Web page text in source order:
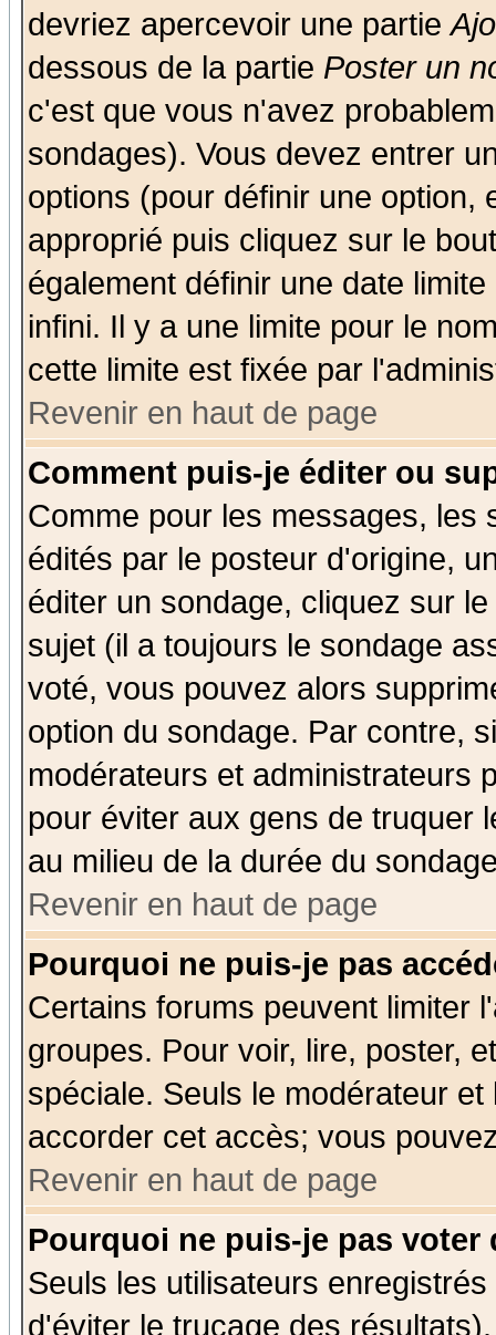
devriez apercevoir une partie
dessous de la partie Poster un
c'est que vous n'avez
sondages). Vous devez entrer
options (pour définir une option,
approprié puis cliquez sur le
également définir une date
infini. Il y a une limite pour le
cette limite est fixée par
Revenir en haut de page
Comment puis-je éditer ou
Comme pour les messages, les
édités par le posteur d'origine,
éditer un sondage, cliquez sur
sujet (il a toujours le sondage
voté, vous pouvez alors
option du sondage. Par contre,
modérateurs et administrateurs
pour éviter aux gens de truquer
au milieu de la durée du
Revenir en haut de page
Pourquoi ne puis-je pas
Certains forums peuvent limiter
groupes. Pour voir, lire, poster,
spéciale. Seuls le modérateur
accorder cet accès; vous
Revenir en haut de page
Pourquoi ne puis-je pas voter
Seuls les utilisateurs
d'éviter le trucage des